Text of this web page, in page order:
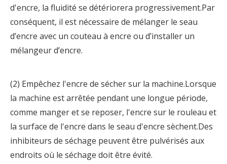
d'encre, la fluidité se détériorera progressivement.Par
conséquent, il est nécessaire de mélanger le seau
d’encre avec un couteau à encre ou d’installer un
mélangeur d’encre.
(2) Empêchez l'encre de sécher sur la machine.Lorsque
la machine est arrêtée pendant une longue période,
comme manger et se reposer, l'encre sur le rouleau et
la surface de l'encre dans le seau d'encre sèchent.Des
inhibiteurs de séchage peuvent être pulvérisés aux
endroits où le séchage doit être évité.